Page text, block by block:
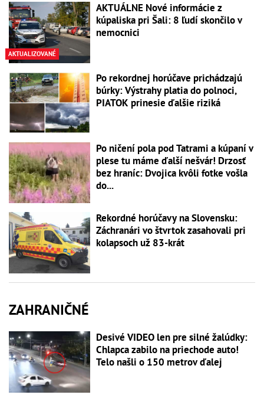
AKTUALIZOVANÉ
AKTUÁLNE Nové informácie z
kúpaliska pri Šali: 8 ľudí skončilo v
nemocnici
Po rekordnej horúčave prichádzajú
búrky: Výstrahy platia do polnoci,
PIATOK prinesie ďalšie riziká
Po ničení pola pod Tatrami a kúpaní v
plese tu máme ďalší nešvár! Drzosť
bez hraníc: Dvojica kvôli fotke vošla
do...
Rekordné horúčavy na Slovensku:
Záchranári vo štvrtok zasahovali pri
kolapsoch už 83-krát
ZAHRANIČNÉ
Desivé VIDEO len pre silné žalúdky:
Chlapca zabilo na priechode auto!
Telo našli o 150 metrov ďalej